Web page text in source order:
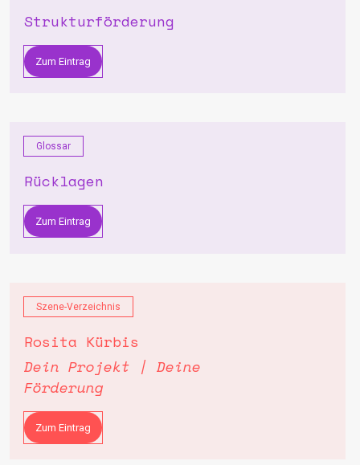
Strukturförderung
Zum Eintrag
Glossar
Rücklagen
Zum Eintrag
Szene-Verzeichnis
Rosita Kürbis
Dein Projekt | Deine
Förderung
Zum Eintrag